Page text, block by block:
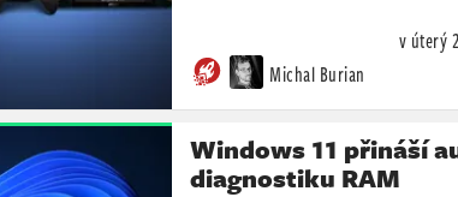
Michal Burian
v úterý
Windows 11 přináší
diagnostiku RAM